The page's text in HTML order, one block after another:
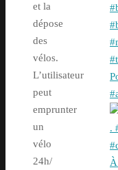
et la
dépose
des
vélos.
L’utilisateur
peut
emprunter
un
vélo
24h/
À